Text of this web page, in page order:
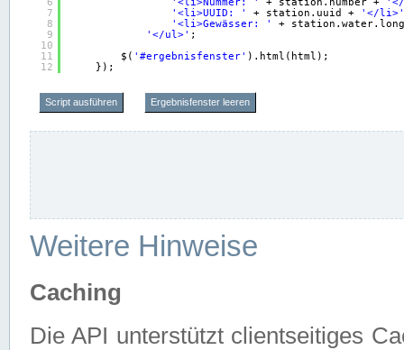
7
8
9
10
11
12
'<li>UUID: '
+ station.uuid +
'</li>'
'<li>Gewässer: '
+
'</ul>' ;
$( '#ergebnisfenster' ).html(html);
});
Script ausführen Ergebnisfenster leeren
Weitere Hinweise
Caching
Die API unterstützt clientseitiges